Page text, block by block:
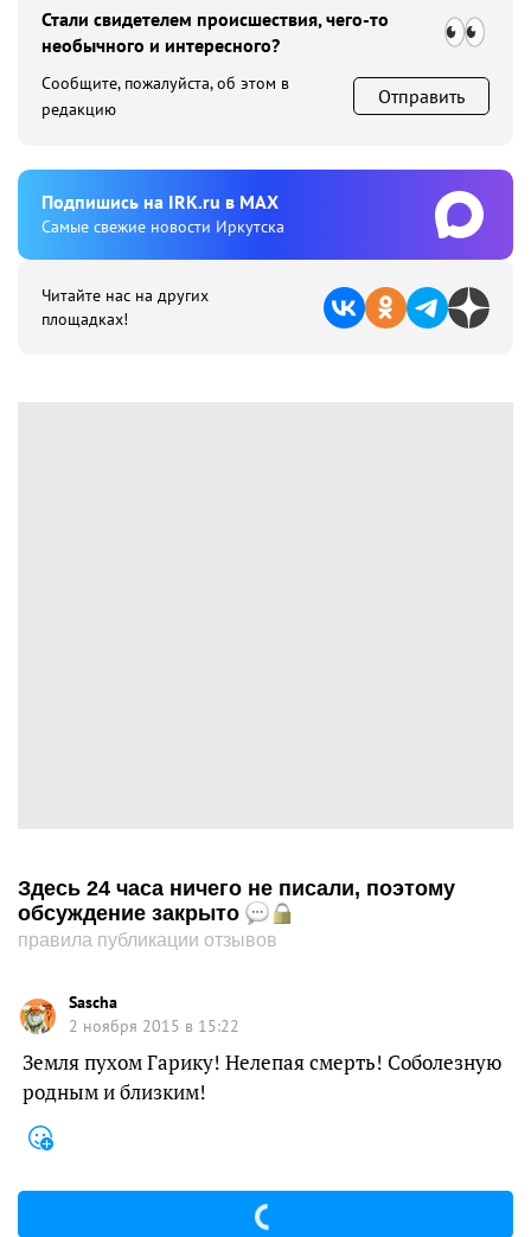
Стали свидетелем происшествия, чего-то
необычного и интересного?
Сообщите, пожалуйста, об этом в
редакцию
Отправить
Подпишиcь на IRK.ru в MAX
Cамые свежие новости Иркутска
Читайте нас на других
площадках!
Здесь 24 часа ничего не писали, поэтому
обсуждение закрыто
правила публикации отзывов
Sascha
2 ноября 2015 в 15:22
Земля пухом Гарику! Нелепая смерть! Соболезную
родным и близким!